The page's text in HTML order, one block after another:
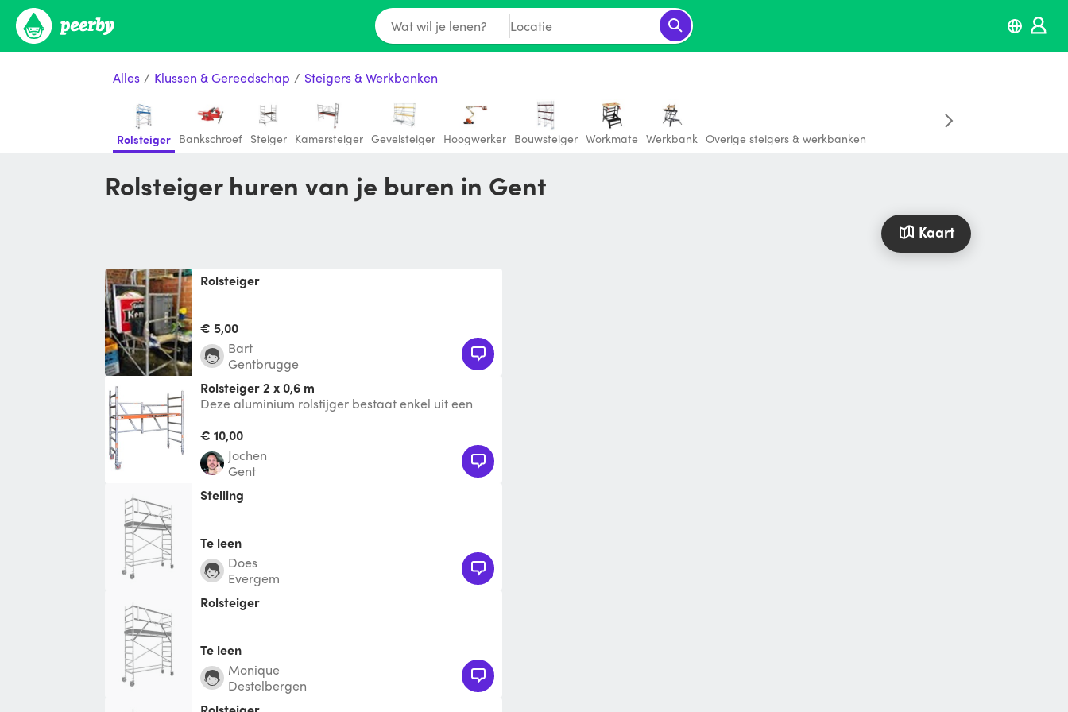
Wat wil je lenen? Locatie
Alles / Klussen & Gereedschap / Steigers & Werkbanken
Rolsteiger Bankschroef Steiger Kamersteiger Gevelsteiger Hoogwerker Bouwsteiger Workmate Werkbank Overige steigers & werkbanken
Rolsteiger huren van je buren in Gent
Kaart
Rolsteiger
€ 5,00
Bart
Gentbrugge
rolsteiger 2 x 0,6 m
Deze aluminium rolstijger bestaat enkel uit een
draagvloer
€ 10,00
jochen
Gent
stelling
Te leen
Does
Evergem
Rolsteiger
Te leen
monique
Destelbergen